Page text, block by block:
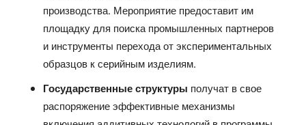
производства. Мероприятие предоставит им
площадку для поиска промышленных партнеров
и инструменты перехода от экспериментальных
образцов к серийным изделиям.
Государственные структуры получат в свое
распоряжение эффективные механизмы